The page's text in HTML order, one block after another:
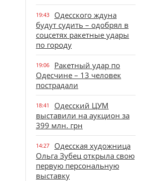
19:43
Одесского ждуна
будут судить – одобрял в
соцсетях ракетные удары
по городу
19:06
Ракетный удар по
Одесчине – 13 человек
пострадали
18:41
Одесский ЦУМ
выставили на аукцион за
399 млн. грн
14:27
Одесская художница
Ольга Зубец открыла свою
первую персональную
выставку